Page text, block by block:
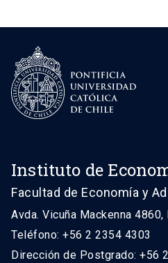
Instituto de
Facultad de Economía y
Avda. Vicuña Mackenna
Teléfono: +56 2 2354 4303
Dirección de Postgrado: +56